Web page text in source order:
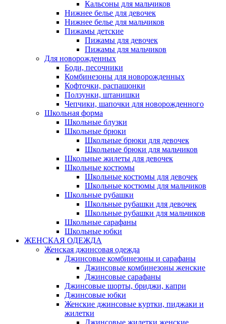
Кальсоны для мальчиков
Нижнее белье для девочек
Нижнее белье для мальчиков
Пижамы детские
Пижамы для девочек
Пижамы для мальчиков
Для новорожденных
Боди, песочники
Комбинезоны для новорожденных
Кофточки, распашонки
Ползунки, штанишки
Чепчики, шапочки для новорожденного
Школьная форма
Школьные блузки
Школьные брюки
Школьные брюки для девочек
Школьные брюки для мальчиков
Школьные жилеты для девочек
Школьные костюмы
Школьные костюмы для девочек
Школьные костюмы для мальчиков
Школьные рубашки
Школьные рубашки для девочек
Школьные рубашки для мальчиков
Школьные сарафаны
Школьные юбки
ЖЕНСКАЯ ОДЕЖДА
Женская джинсовая одежда
Джинсовые комбинезоны и сарафаны
Джинсовые комбинезоны женские
Джинсовые сарафаны
Джинсовые шорты, бриджи, капри
Джинсовые юбки
Женские джинсовые куртки, пиджаки и
жилетки
Джинсовые жилетки женские